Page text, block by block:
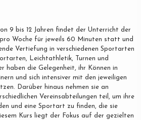
9 bis 12 Jahren findet der Unterricht der
pro Woche für jeweils 60 Minuten statt und
Vertiefung in verschiedenen Sportarten
Leichtathletik, Turnen und
haben die Gelegenheit, ihr Können in
und sich intensiver mit den jeweiligen
Darüber hinaus nehmen sie an
Vereinsabteilungen teil, um ihre
und eine Sportart zu finden, die sie
Kurs liegt der Fokus auf der gezielten